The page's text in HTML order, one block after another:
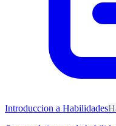
Introduccion a Habilidades